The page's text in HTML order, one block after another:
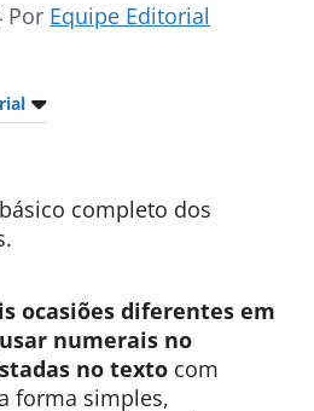
Por Equipe Editorial
completo dos
ocasiões diferentes em
numerais no
no texto com
forma simples,